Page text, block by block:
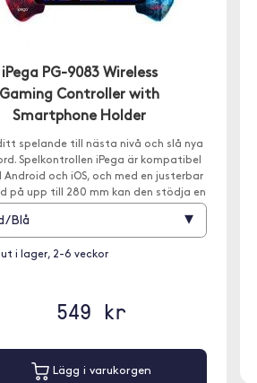
iPega PG-9083 Wireless
Gaming Controller with
Smartphone Holder
spelande till nästa nivå och slå nya
Spelkontrollen iPega är kompatibel
Android och iOS, och med en justerbar
på upp till 280 mm kan den stödja en
Blå ▾
i lager, 2-6 veckor
549 kr
Lägg i varukorgen